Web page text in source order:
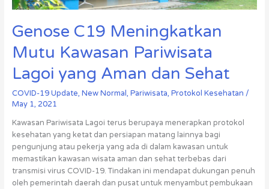
Genose C19 Meningkatkan
Mutu Kawasan Pariwisata
Lagoi yang Aman dan Sehat
COVID-19 Update, New Normal, Pariwisata, Protokol Kesehatan /
May 1, 2021
Kawasan Pariwisata Lagoi terus berupaya menerapkan protokol
kesehatan yang ketat dan persiapan matang lainnya bagi
pengunjung atau pekerja yang ada di dalam kawasan untuk
memastikan kawasan wisata aman dan sehat terbebas dari
transmisi virus COVID-19. Tindakan ini mendapat dukungan penuh
oleh pemerintah daerah dan pusat untuk menyambut pembukaan